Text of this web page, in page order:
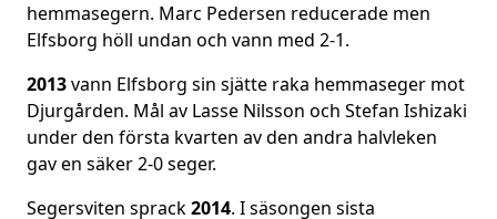
hemmasegern. Marc Pedersen reducerade men
Elfsborg höll undan och vann med 2-1.
2013vann Elfsborg sin sjätte raka hemmaseger mot
Djurgården. Mål av Lasse Nilsson och Stefan Ishizaki
under den första kvarten av den andra halvleken
gav en säker 2-0 seger.
Segersviten sprack2014. I säsongen sista